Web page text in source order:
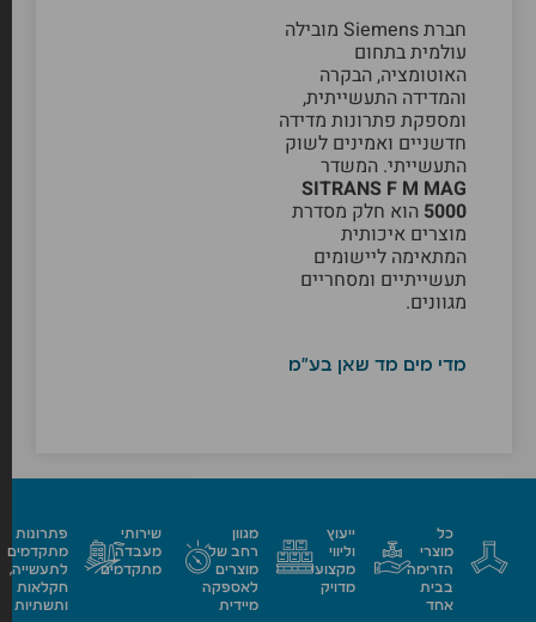
חברת Siemens מובילה
עולמית בתחום
האוטומציה, הבקרה
והמדידה התעשייתית,
ומספקת פתרונות מדידה
חדשניים ואמינים לשוק
התעשייתי. המשדר
SITRANS F M MAG
5000 הוא חלק מסדרת
מוצרים איכותית
המתאימה ליישומים
תעשייתיים ומסחריים
מגוונים.
מדי מים מד שאן בע"מ
כל
מוצרי
הזרימה
בבית
אחד
ייעוץ
וליווי
מקצועי
מדויק
מגוון
רחב של
מוצרים
לאספקה
מיידית
שירותי
מעבדה
מתקדמים
פתרונות
מתקדמים
לתעשייה,
חקלאות
ותשתיות